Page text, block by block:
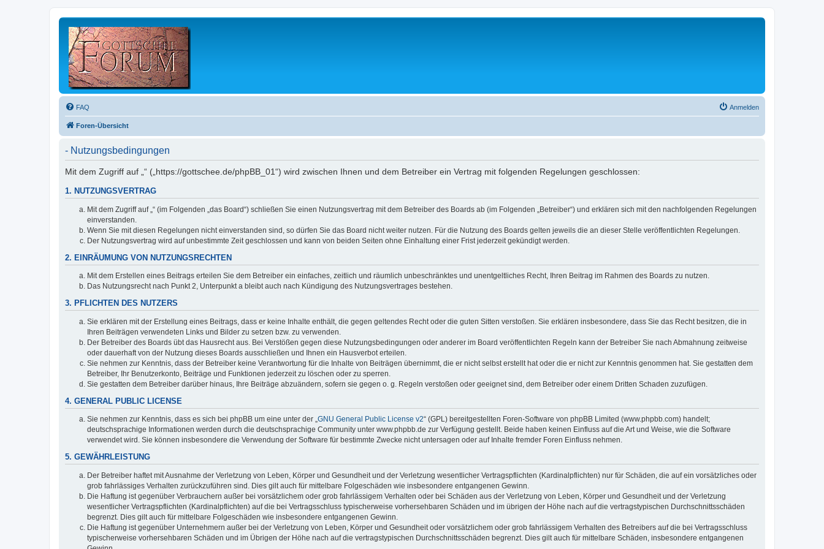
FAQ Anmelden
Foren-Übersicht
- Nutzungsbedingungen
Mit dem Zugriff auf „“ („https://gottschee.de/phpBB_01“) wird zwischen Ihnen und dem Betreiber ein Vertrag mit folgenden Regelungen geschlossen:
1. NUTZUNGSVERTRAG
Mit dem Zugriff auf „“ (im Folgenden „das Board“) schließen Sie einen Nutzungsvertrag mit dem Betreiber des Boards ab (im Folgenden „Betreiber“) und erklären sich mit den nachfolgenden Regelungen
einverstanden.
Wenn Sie mit diesen Regelungen nicht einverstanden sind, so dürfen Sie das Board nicht weiter nutzen. Für die Nutzung des Boards gelten jeweils die an dieser Stelle veröffentlichten Regelungen.
Der Nutzungsvertrag wird auf unbestimmte Zeit geschlossen und kann von beiden Seiten ohne Einhaltung einer Frist jederzeit gekündigt werden.
2. EINRÄUMUNG VON NUTZUNGSRECHTEN
Mit dem Erstellen eines Beitrags erteilen Sie dem Betreiber ein einfaches, zeitlich und räumlich unbeschränktes und unentgeltliches Recht, Ihren Beitrag im Rahmen des Boards zu nutzen.
Das Nutzungsrecht nach Punkt 2, Unterpunkt a bleibt auch nach Kündigung des Nutzungsvertrages bestehen.
3. PFLICHTEN DES NUTZERS
Sie erklären mit der Erstellung eines Beitrags, dass er keine Inhalte enthält, die gegen geltendes Recht oder die guten Sitten verstoßen. Sie erklären insbesondere, dass Sie das Recht besitzen, die in
Ihren Beiträgen verwendeten Links und Bilder zu setzen bzw. zu verwenden.
Der Betreiber des Boards übt das Hausrecht aus. Bei Verstößen gegen diese Nutzungsbedingungen oder anderer im Board veröffentlichten Regeln kann der Betreiber Sie nach Abmahnung zeitweise
oder dauerhaft von der Nutzung dieses Boards ausschließen und Ihnen ein Hausverbot erteilen.
Sie nehmen zur Kenntnis, dass der Betreiber keine Verantwortung für die Inhalte von Beiträgen übernimmt, die er nicht selbst erstellt hat oder die er nicht zur Kenntnis genommen hat. Sie gestatten dem
Betreiber, Ihr Benutzerkonto, Beiträge und Funktionen jederzeit zu löschen oder zu sperren.
Sie gestatten dem Betreiber darüber hinaus, Ihre Beiträge abzuändern, sofern sie gegen o. g. Regeln verstoßen oder geeignet sind, dem Betreiber oder einem Dritten Schaden zuzufügen.
4. GENERAL PUBLIC LICENSE
Sie nehmen zur Kenntnis, dass es sich bei phpBB um eine unter der „GNU General Public License v2“ (GPL) bereitgestellten Foren-Software von phpBB Limited (www.phpbb.com) handelt;
deutschsprachige Informationen werden durch die deutschsprachige Community unter www.phpbb.de zur Verfügung gestellt. Beide haben keinen Einfluss auf die Art und Weise, wie die Software
verwendet wird. Sie können insbesondere die Verwendung der Software für bestimmte Zwecke nicht untersagen oder auf Inhalte fremder Foren Einfluss nehmen.
5. GEWÄHRLEISTUNG
Der Betreiber haftet mit Ausnahme der Verletzung von Leben, Körper und Gesundheit und der Verletzung wesentlicher Vertragspflichten (Kardinalpflichten) nur für Schäden, die auf ein vorsätzliches oder
grob fahrlässiges Verhalten zurückzuführen sind. Dies gilt auch für mittelbare Folgeschäden wie insbesondere entgangenen Gewinn.
Die Haftung ist gegenüber Verbrauchern außer bei vorsätzlichem oder grob fahrlässigem Verhalten oder bei Schäden aus der Verletzung von Leben, Körper und Gesundheit und der Verletzung
wesentlicher Vertragspflichten (Kardinalpflichten) auf die bei Vertragsschluss typischerweise vorhersehbaren Schäden und im übrigen der Höhe nach auf die vertragstypischen Durchschnittsschäden
begrenzt. Dies gilt auch für mittelbare Folgeschäden wie insbesondere entgangenen Gewinn.
Die Haftung ist gegenüber Unternehmern außer bei der Verletzung von Leben, Körper und Gesundheit oder vorsätzlichem oder grob fahrlässigem Verhalten des Betreibers auf die bei Vertragsschluss
typischerweise vorhersehbaren Schäden und im Übrigen der Höhe nach auf die vertragstypischen Durchschnittsschäden begrenzt. Dies gilt auch für mittelbare Schäden, insbesondere entgangenen